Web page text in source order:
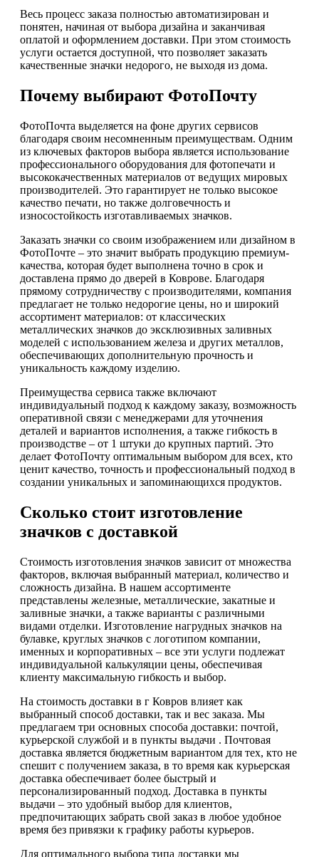
Весь процесс заказа полностью автоматизирован и
понятен, начиная от выбора дизайна и заканчивая
оплатой и оформлением доставки. При этом стоимость
услуги остается доступной, что позволяет заказать
качественные значки недорого, не выходя из дома.
Почему выбирают ФотоПочту
ФотоПочта выделяется на фоне других сервисов
благодаря своим несомненным преимуществам. Одним
из ключевых факторов выбора является использование
профессионального оборудования для фотопечати и
высококачественных материалов от ведущих мировых
производителей. Это гарантирует не только высокое
качество печати, но также долговечность и
износостойкость изготавливаемых значков.
Заказать значки со своим изображением или дизайном в
ФотоПочте – это значит выбрать продукцию премиум-
качества, которая будет выполнена точно в срок и
доставлена прямо до дверей в Коврове. Благодаря
прямому сотрудничеству с производителями, компания
предлагает не только недорогие цены, но и широкий
ассортимент материалов: от классических
металлических значков до эксклюзивных заливных
моделей с использованием железа и других металлов,
обеспечивающих дополнительную прочность и
уникальность каждому изделию.
Преимущества сервиса также включают
индивидуальный подход к каждому заказу, возможность
оперативной связи с менеджерами для уточнения
деталей и вариантов исполнения, а также гибкость в
производстве – от 1 штуки до крупных партий. Это
делает ФотоПочту оптимальным выбором для всех, кто
ценит качество, точность и профессиональный подход в
создании уникальных и запоминающихся продуктов.
Сколько стоит изготовление
значков с доставкой
Стоимость изготовления значков зависит от множества
факторов, включая выбранный материал, количество и
сложность дизайна. В нашем ассортименте
представлены железные, металлические, закатные и
заливные значки, а также варианты с различными
видами отделки. Изготовление нагрудных значков на
булавке, круглых значков с логотипом компании,
именных и корпоративных – все эти услуги подлежат
индивидуальной калькуляции цены, обеспечивая
клиенту максимальную гибкость и выбор.
На стоимость доставки в г Ковров влияет как
выбранный способ доставки, так и вес заказа. Мы
предлагаем три основных способа доставки: почтой,
курьерской службой и в пункты выдачи . Почтовая
доставка является бюджетным вариантом для тех, кто не
спешит с получением заказа, в то время как курьерская
доставка обеспечивает более быстрый и
персонализированный подход. Доставка в пункты
выдачи – это удобный выбор для клиентов,
предпочитающих забрать свой заказ в любое удобное
время без привязки к графику работы курьеров.
Для оптимального выбора типа доставки мы